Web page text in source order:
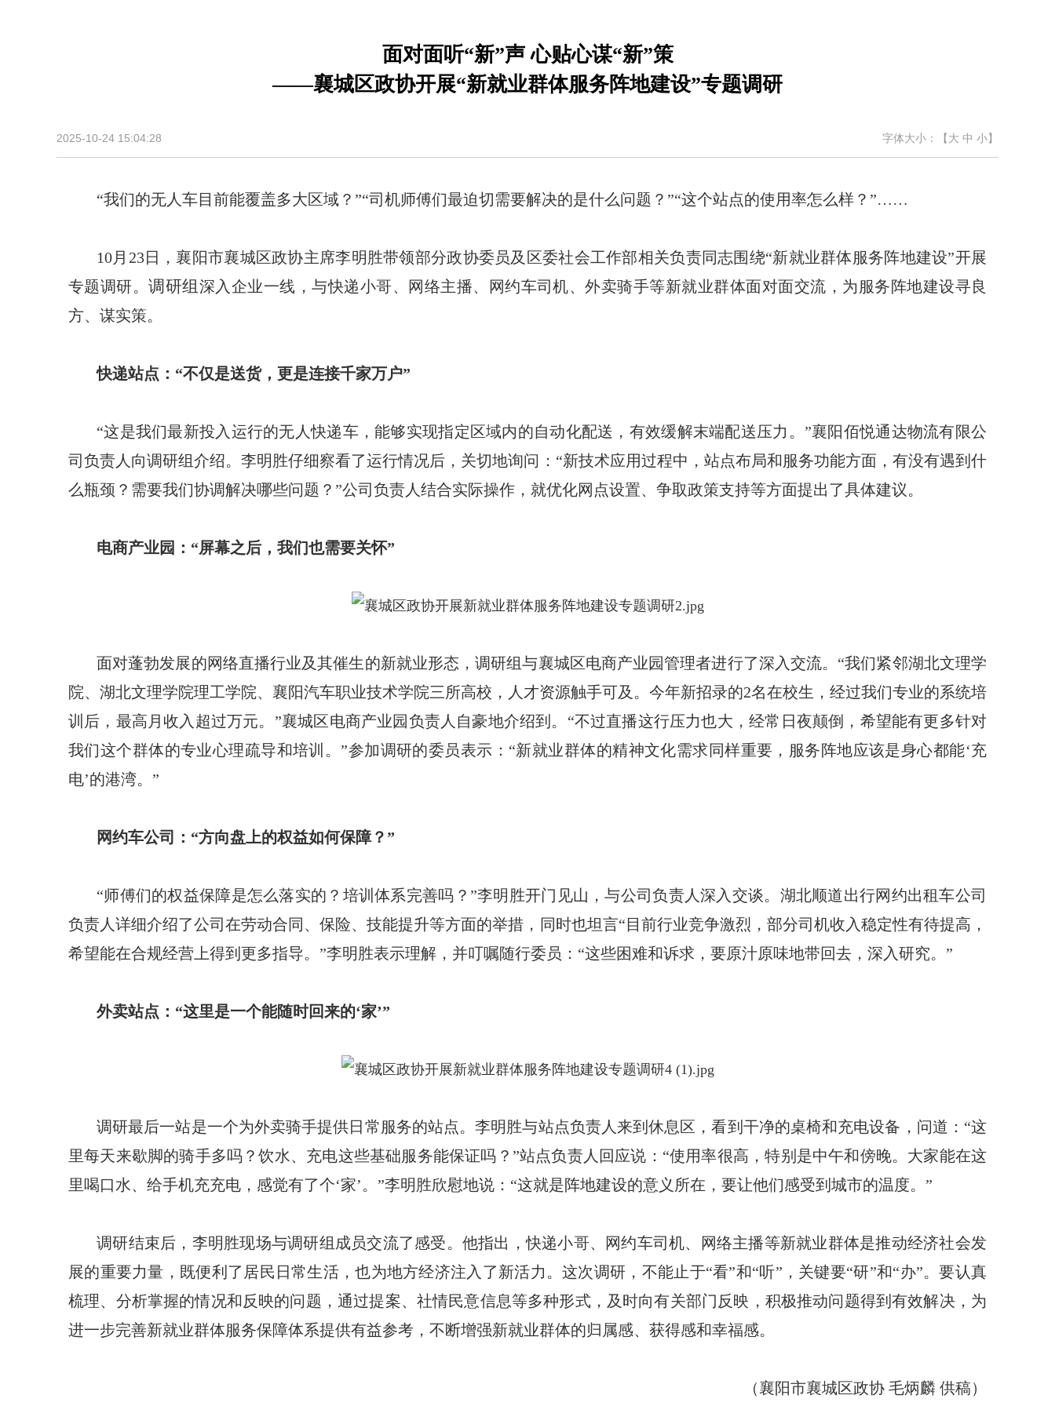
面对面听“新”声 心贴心谋“新”策
——襄城区政协开展“新就业群体服务阵地建设”专题调研
2025-10-24 15:04:28 字体大小：【大 中 小】
“我们的无人车目前能覆盖多大区域？”“司机师傅们最迫切需要解决的是什么问题？”“这个站点的使用率怎么样？”……
10月23日，襄阳市襄城区政协主席李明胜带领部分政协委员及区委社会工作部相关负责同志围绕“新就业群体服务阵地建设”开展
专题调研。调研组深入企业一线，与快递小哥、网络主播、网约车司机、外卖骑手等新就业群体面对面交流，为服务阵地建设寻良
方、谋实策。
快递站点：“不仅是送货，更是连接千家万户”
“这是我们最新投入运行的无人快递车，能够实现指定区域内的自动化配送，有效缓解末端配送压力。”襄阳佰悦通达物流有限公
司负责人向调研组介绍。李明胜仔细察看了运行情况后，关切地询问：“新技术应用过程中，站点布局和服务功能方面，有没有遇到什
么瓶颈？需要我们协调解决哪些问题？”公司负责人结合实际操作，就优化网点设置、争取政策支持等方面提出了具体建议。
电商产业园：“屏幕之后，我们也需要关怀”
面对蓬勃发展的网络直播行业及其催生的新就业形态，调研组与襄城区电商产业园管理者进行了深入交流。“我们紧邻湖北文理学
院、湖北文理学院理工学院、襄阳汽车职业技术学院三所高校，人才资源触手可及。今年新招录的2名在校生，经过我们专业的系统培
训后，最高月收入超过万元。”襄城区电商产业园负责人自豪地介绍到。“不过直播这行压力也大，经常日夜颠倒，希望能有更多针对
我们这个群体的专业心理疏导和培训。”参加调研的委员表示：“新就业群体的精神文化需求同样重要，服务阵地应该是身心都能‘充
电’的港湾。”
网约车公司：“方向盘上的权益如何保障？”
“师傅们的权益保障是怎么落实的？培训体系完善吗？”李明胜开门见山，与公司负责人深入交谈。湖北顺道出行网约出租车公司
负责人详细介绍了公司在劳动合同、保险、技能提升等方面的举措，同时也坦言“目前行业竞争激烈，部分司机收入稳定性有待提高，
希望能在合规经营上得到更多指导。”李明胜表示理解，并叮嘱随行委员：“这些困难和诉求，要原汁原味地带回去，深入研究。”
外卖站点：“这里是一个能随时回来的‘家’”
调研最后一站是一个为外卖骑手提供日常服务的站点。李明胜与站点负责人来到休息区，看到干净的桌椅和充电设备，问道：“这
里每天来歇脚的骑手多吗？饮水、充电这些基础服务能保证吗？”站点负责人回应说：“使用率很高，特别是中午和傍晚。大家能在这
里喝口水、给手机充充电，感觉有了个‘家’。”李明胜欣慰地说：“这就是阵地建设的意义所在，要让他们感受到城市的温度。”
调研结束后，李明胜现场与调研组成员交流了感受。他指出，快递小哥、网约车司机、网络主播等新就业群体是推动经济社会发
展的重要力量，既便利了居民日常生活，也为地方经济注入了新活力。这次调研，不能止于“看”和“听”，关键要“研”和“办”。要认真
梳理、分析掌握的情况和反映的问题，通过提案、社情民意信息等多种形式，及时向有关部门反映，积极推动问题得到有效解决，为
进一步完善新就业群体服务保障体系提供有益参考，不断增强新就业群体的归属感、获得感和幸福感。
（襄阳市襄城区政协 毛炳麟 供稿）